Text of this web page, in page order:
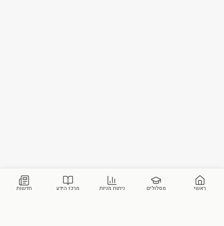
ראשי מסלולים ניתוח מניות מרכז הידע חדשות